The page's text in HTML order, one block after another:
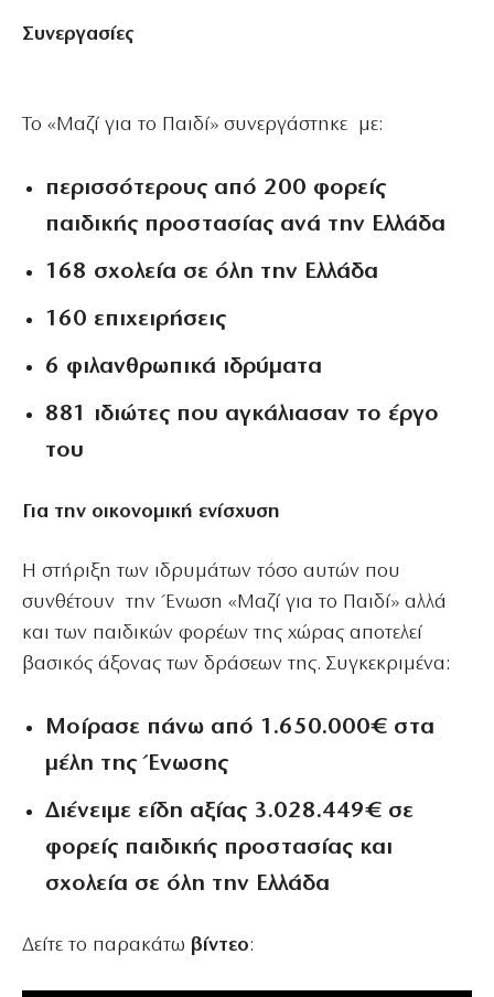
Συνεργασίες
Το «Μαζί για το Παιδί» συνεργάστηκε με:
περισσότερους από 200 φορείς
παιδικής προστασίας ανά την Ελλάδα
168 σχολεία σε όλη την Ελλάδα
160 επιχειρήσεις
6 φιλανθρωπικά ιδρύματα
881 ιδιώτες που αγκάλιασαν το έργο
του
Για την οικονομική ενίσχυση
Η στήριξη των ιδρυμάτων τόσο αυτών που
συνθέτουν την Ένωση «Μαζί για το Παιδί» αλλά
και των παιδικών φορέων της χώρας αποτελεί
βασικός άξονας των δράσεων της. Συγκεκριμένα:
Μοίρασε πάνω από 1.650.000€ στα
μέλη της Ένωσης
Διένειμε είδη αξίας 3.028.449€ σε
φορείς παιδικής προστασίαςκαι
σχολεία σε όλη την Ελλάδα
Δείτε το παρακάτω βίντεο: